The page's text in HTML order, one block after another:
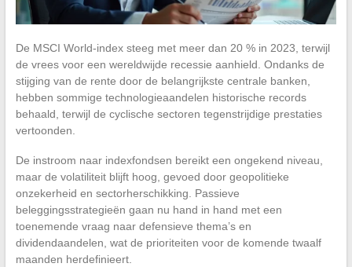
De MSCI World-index steeg met meer dan 20 % in 2023, terwijl
de vrees voor een wereldwijde recessie aanhield. Ondanks de
stijging van de rente door de belangrijkste centrale banken,
hebben sommige technologieaandelen historische records
behaald, terwijl de cyclische sectoren tegenstrijdige prestaties
vertoonden.
De instroom naar indexfondsen bereikt een ongekend niveau,
maar de volatiliteit blijft hoog, gevoed door geopolitieke
onzekerheid en sectorherschikking. Passieve
beleggingsstrategieën gaan nu hand in hand met een
toenemende vraag naar defensieve thema’s en
dividendaandelen, wat de prioriteiten voor de komende twaalf
maanden herdefinieert.